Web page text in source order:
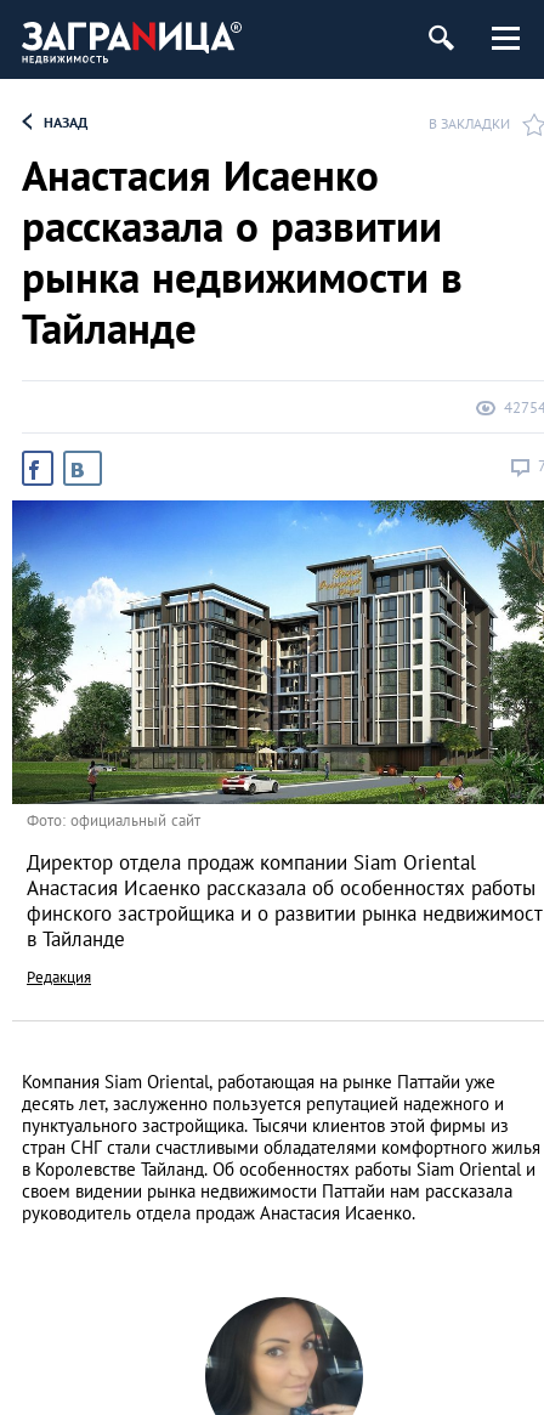
НАЗАД В ЗАКЛАДКИ
Анастасия Исаенко
рассказала о развитии
рынка недвижимости в
Тайланде
Фото: официальный сайт
Директор отдела продаж компании Siam Oriental
Анастасия Исаенко рассказала об особенностях работы
финского застройщика и о развитии рынка
в Тайланде
Редакция
Компания Siam Oriental, работающая на рынке Паттайи уже
десять лет, заслуженно пользуется репутацией надежного и
пунктуального застройщика. Тысячи клиентов этой фирмы из
стран СНГ стали счастливыми обладателями комфортного жилья
в Королевстве Тайланд. Об особенностях работы Siam Oriental и
своем видении рынка недвижимости Паттайи нам рассказала
руководитель отдела продаж Анастасия Исаенко.